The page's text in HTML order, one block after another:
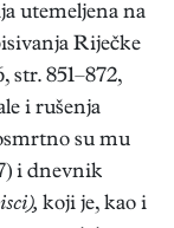
utemeljena na
Riječke
str. 851–872,
i rušenja
su mu
i dnevnik
koji je, kao i